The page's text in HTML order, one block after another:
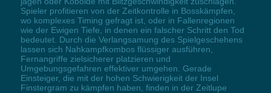
Spieler profitieren von der Zeitkontrolle in Bosskämpfen,
wo komplexes Timing gefragt ist, oder in Fallenregionen
wie der Ewigen Tiefe, in denen ein falscher Schritt den Tod
bedeutet. Durch die Verlangsamung des Spielgeschehens
lassen sich Nahkampfkombos flüssiger ausführen,
Fernangriffe zielsicherer platzieren und
Umgebungsgefahren effektiver umgehen. Gerade
Einsteiger, die mit der hohen Schwierigkeit der Insel
Finstergram zu kämpfen haben, finden in der Zeitlupe